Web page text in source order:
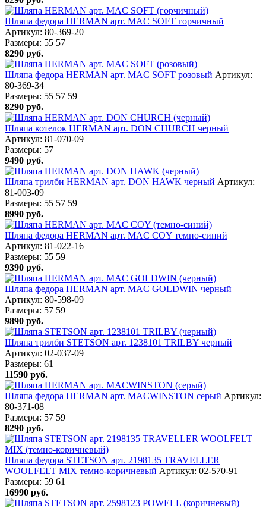
Шляпа федора HERMAN арт. MAC SOFT горчичный
Артикул: 80-369-20
Размеры: 55 57
8290 руб.
Шляпа федора HERMAN арт. MAC SOFT розовый Артикул:
80-369-34
Размеры: 55 57 59
8290 руб.
Шляпа котелок HERMAN арт. DON CHURCH черный
Артикул: 81-070-09
Размеры: 57
9490 руб.
Шляпа трилби HERMAN арт. DON HAWK черный Артикул:
81-003-09
Размеры: 55 57 59
8990 руб.
Шляпа федора HERMAN арт. MAC COY темно-синий
Артикул: 81-022-16
Размеры: 55 59
9390 руб.
Шляпа федора HERMAN арт. MAC GOLDWIN черный
Артикул: 80-598-09
Размеры: 57 59
9890 руб.
Шляпа трилби STETSON арт. 1238101 TRILBY черный
Артикул: 02-037-09
Размеры: 61
11590 руб.
Шляпа федора HERMAN арт. MACWINSTON серый Артикул:
80-371-08
Размеры: 57 59
8290 руб.
Шляпа федора STETSON арт. 2198135 TRAVELLER
WOOLFELT MIX темно-коричневый Артикул: 02-570-91
Размеры: 59 61
16990 руб.